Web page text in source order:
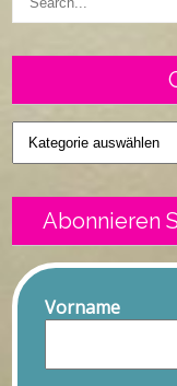
Geschriebenes
Abonnieren
Vorname